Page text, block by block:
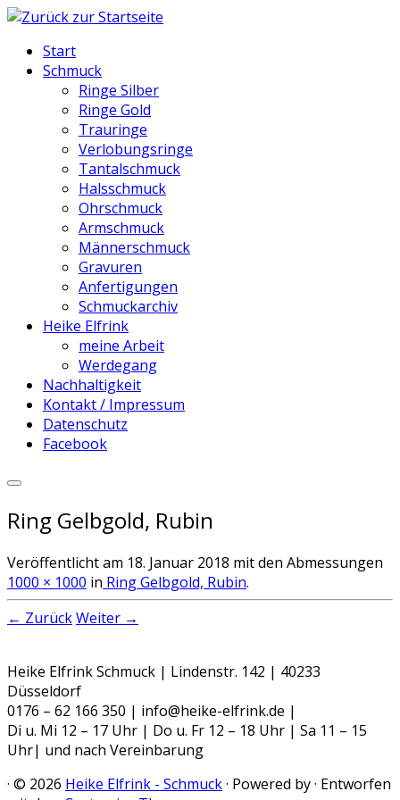
Start
Schmuck
Ringe Silber
Ringe Gold
Trauringe
Verlobungsringe
Tantalschmuck
Halsschmuck
Ohrschmuck
Armschmuck
Männerschmuck
Gravuren
Anfertigungen
Schmuckarchiv
Heike Elfrink
meine Arbeit
Werdegang
Nachhaltigkeit
Kontakt / Impressum
Datenschutz
Facebook
Ring Gelbgold, Rubin
Veröffentlicht am 18. Januar 2018 mit den Abmessungen
1000 × 1000 in Ring Gelbgold, Rubin.
← ZurückWeiter →
Heike Elfrink Schmuck | Lindenstr. 142 | 40233
Düsseldorf
0176 – 62 166 350 | info@heike-elfrink.de |
Di u. Mi 12 – 17 Uhr | Do u. Fr 12 – 18 Uhr | Sa 11 – 15
Uhr| und nach Vereinbarung
· © 2026 Heike Elfrink - Schmuck· Powered by· Entworfen